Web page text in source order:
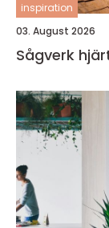
inspiration
03. August 2026